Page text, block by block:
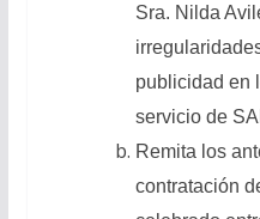
Sra. Nilda
publicidad en
servicio de
Remita los
contratación